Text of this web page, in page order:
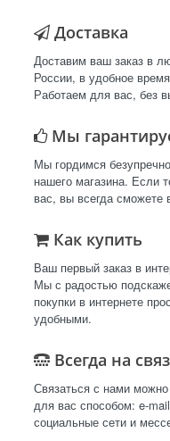
Доставка
Доставим ваш заказ в
России, в удобное
Работаем для вас, без
Мы
Мы гордимся
нашего магазина. Если
вас, вы всегда сможете
Как купить
Ваш первый заказ в
Мы с радостью
покупки в интернете
удобными.
Всегда на
Связаться с нами
для вас способом: e-
социальные сети и